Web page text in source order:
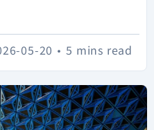
5 mins read
•
05-20